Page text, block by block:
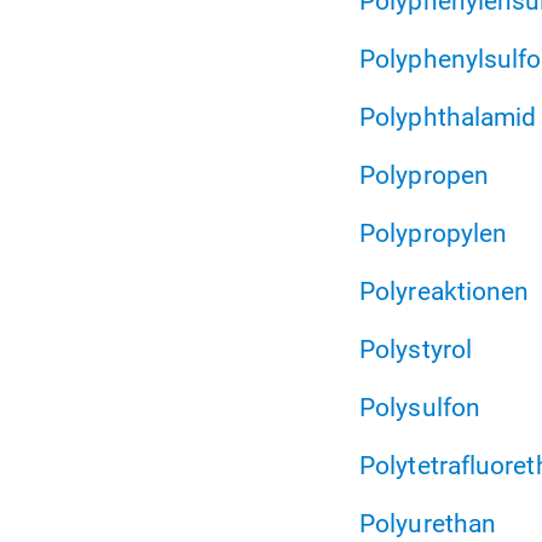
Polyphthalamid
Polypropen
Polypropylen
Polyreaktionen
Polystyrol
Polysulfon
Polyurethan